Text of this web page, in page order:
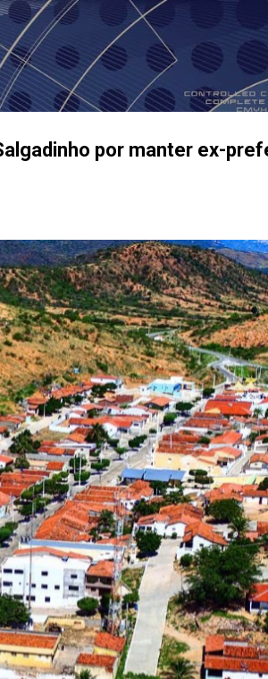
principal
por manter ex-